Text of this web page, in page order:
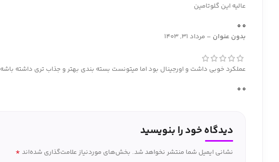
عالیه این گلوتامین
0
0
بدون عنوان – مرداد 31, 1403
عملکرد خوبی داشت و اورجینال بود اما میتونست بسته بندی بهتر و جذاب تری داشته باشه
0
0
دیدگاه خود را بنویسید
نشانی ایمیل شما منتشر نخواهد شد. بخش‌های موردنیاز علامت‌گذاری شده‌اند *